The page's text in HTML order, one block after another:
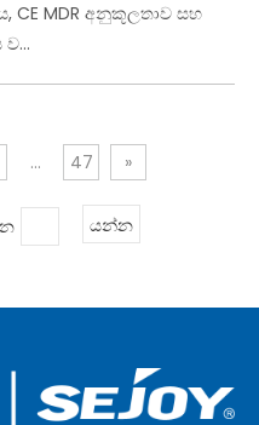
CE MDR අනුකූලතාව සහ
... 47 »
යන්න